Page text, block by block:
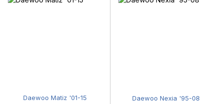
Daewoo Matiz '01-15 Daewoo Nexia '95-08